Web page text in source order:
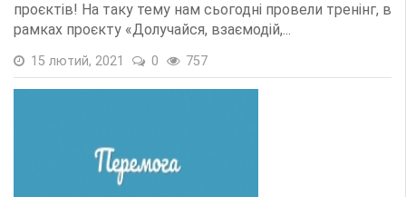
проєктів! На таку тему нам сьогодні провели тренінг, в
рамках проєкту «Долучайся, взаємодій,...
15 лютий, 2021 0 757